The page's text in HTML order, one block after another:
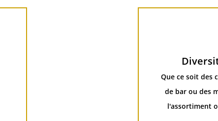
Que ce soit des
de bar ou des
l'assortiment